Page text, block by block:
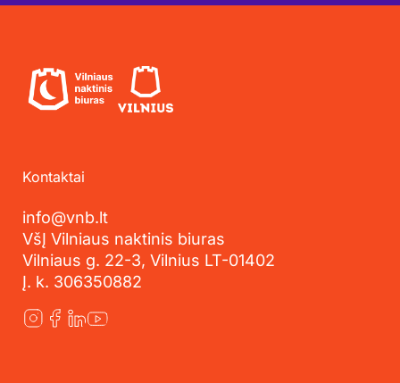
Kontaktai
info@vnb.lt
VšĮ Vilniaus naktinis biuras
Vilniaus g. 22-3, Vilnius LT-01402
Į. k. 306350882